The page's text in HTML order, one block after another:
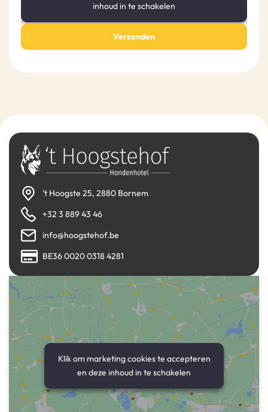
inhoud in te schakelen
Verzenden
’t Hoogste 25, 2880 Bornem
+32 3 889 43 46
info@hoogstehof.be
BE36 0020 0318 4281
Klik om marketing cookies te accepteren
en deze inhoud in te schakelen